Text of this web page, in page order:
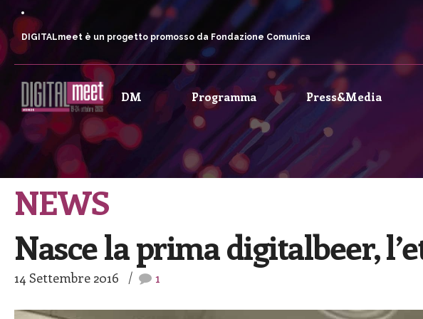
DIGITALmeet è un progetto promosso da Fondazione Comunica
DM Programma Press&Media
NEWS
Nasce la prima digitalbeer,
14 Settembre 2016 1